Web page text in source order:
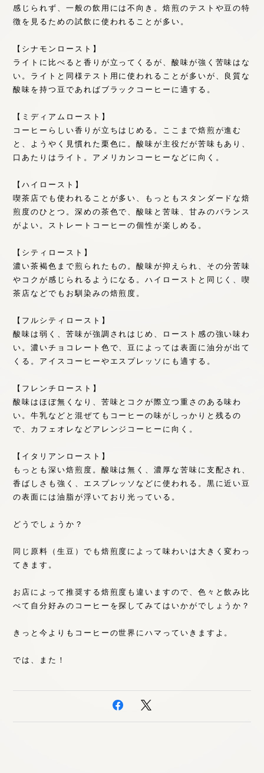
感じられず、一般の飲用には不向き。焙煎のテストや豆の特
徴を見るための試飲に使われることが多い。
【シナモンロースト】
ライトに比べると香りが立ってくるが、酸味が強く苦味はな
い。ライトと同様テスト用に使われることが多いが、良質な
酸味を持つ豆であればブラックコーヒーに適する。
【ミディアムロースト】
コーヒーらしい香りが立ちはじめる。ここまで焙煎が進む
と、ようやく見慣れた栗色に。酸味が主役だが苦味もあり、
口あたりはライト。アメリカンコーヒーなどに向く。
【ハイロースト】
喫茶店でも使われることが多い、もっともスタンダードな焙
煎度のひとつ。深めの茶色で、酸味と苦味、甘みのバランス
がよい。ストレートコーヒーの個性が楽しめる。
【シティロースト】
濃い茶褐色まで煎られたもの。酸味が抑えられ、その分苦味
やコクが感じられるようになる。ハイローストと同じく、喫
茶店などでもお馴染みの焙煎度。
【フルシティロースト】
酸味は弱く、苦味が強調されはじめ、ロースト感の強い味わ
い。濃いチョコレート色で、豆によっては表面に油分が出て
くる。アイスコーヒーやエスプレッソにも適する。
【フレンチロースト】
酸味はほぼ無くなり、苦味とコクが際立つ重さのある味わ
い。牛乳などと混ぜてもコーヒーの味がしっかりと残るの
で、カフェオレなどアレンジコーヒーに向く。
【イタリアンロースト】
もっとも深い焙煎度。酸味は無く、濃厚な苦味に支配され、
香ばしさも強く、エスプレッソなどに使われる。黒に近い豆
の表面には油脂が浮いており光っている。
どうでしょうか？
同じ原料（生豆）でも焙煎度によって味わいは大きく変わっ
てきます。
お店によって推奨する焙煎度も違いますので、色々と飲み比
べて自分好みのコーヒーを探してみてはいかがでしょうか？
きっと今よりもコーヒーの世界にハマっていきますよ。
では、また！